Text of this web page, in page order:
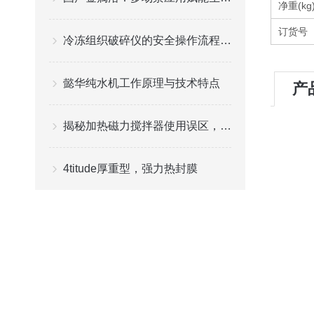
冷冻组织破碎仪的安全操作流程是什么
懿华纯水机工作原理与技术特点
揭秘加热磁力搅拌器使用误区，助你轻松避雷
4titude厚重型，强力热封膜
净重
订货号
产